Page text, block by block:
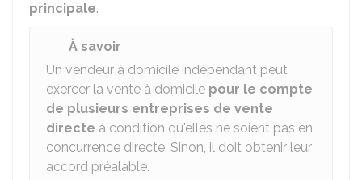
principale.
À savoir
Un vendeur à domicile indépendant peut
exercer la vente à domicile pour le compte
de plusieurs entreprises de vente
directe à condition qu'elles ne soient pas en
concurrence directe. Sinon, il doit obtenir leur
accord préalable.